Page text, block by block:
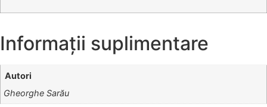
Informații suplimentare
Autori
Gheorghe Sarău